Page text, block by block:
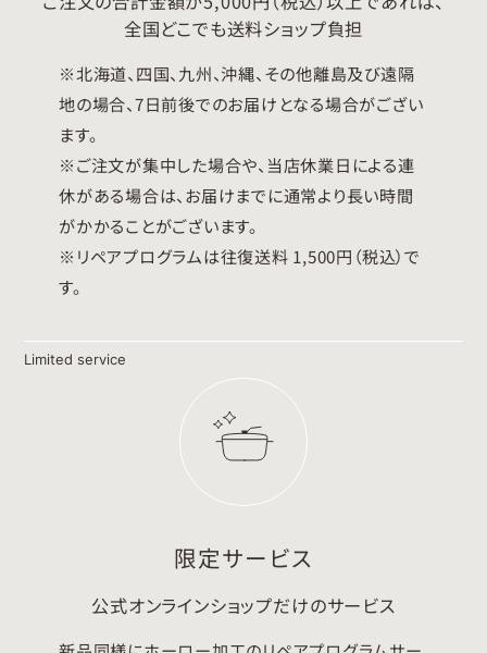
全国どこでも送料ショップ負担
※北海道、四国、九州、沖縄、その他離島及び遠隔
地の場合、7日前後でのお届けとなる場合がござい
ます。
※ご注文が集中した場合や、当店休業日による連
休がある場合は、お届けまでに通常より長い時間
がかかることがございます。
※リペアプログラムは往復送料 1,500円（税込）で
す。
Limited service
限定サービス
公式オンラインショップだけのサービス